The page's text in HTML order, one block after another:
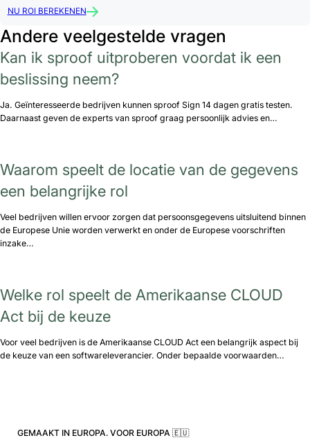
NU ROI BEREKENEN
Andere veelgestelde vragen
Kan ik sproof uitproberen voordat ik een
beslissing neem?
Ja. Geïnteresseerde bedrijven kunnen sproof Sign 14 dagen gratis testen.
Daarnaast geven de experts van sproof graag persoonlijk advies en…
Waarom speelt de locatie van de gegevens
een belangrijke rol
Veel bedrijven willen ervoor zorgen dat persoonsgegevens uitsluitend binnen
de Europese Unie worden verwerkt en onder de Europese voorschriften
inzake…
Welke rol speelt de Amerikaanse CLOUD
Act bij de keuze
Voor veel bedrijven is de Amerikaanse CLOUD Act een belangrijk aspect bij
de keuze van een softwareleverancier. Onder bepaalde voorwaarden…
GEMAAKT IN EUROPA. VOOR EUROPA 🇪🇺